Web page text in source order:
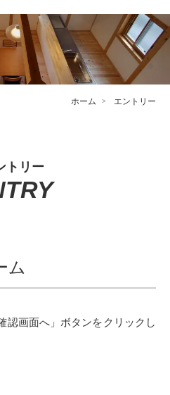
ホーム エントリー
トリー
ム
認画面へ」ボタンをクリックし